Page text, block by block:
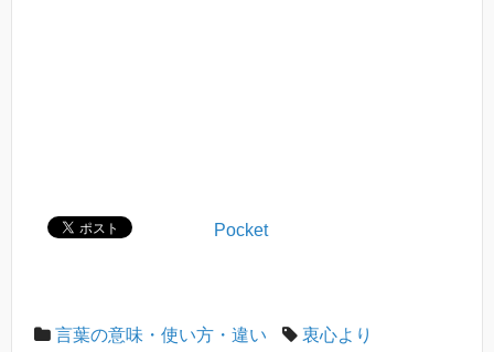
Pocket
言葉の意味・使い方・違い 衷心より